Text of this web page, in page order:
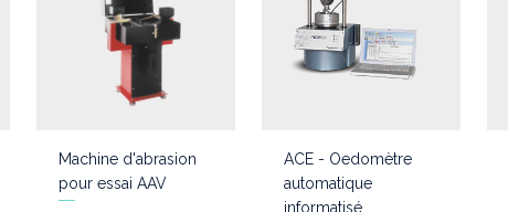
Machine d'abrasion
pour essai AAV
ACE - Oedomètre
automatique
informatisé